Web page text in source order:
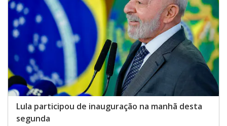
Lula participou de inauguração na manhã desta
segunda